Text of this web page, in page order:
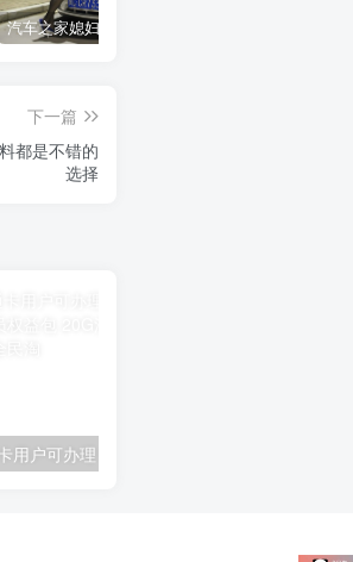
下一篇
选择